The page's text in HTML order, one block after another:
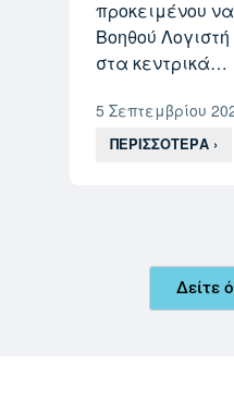
προκειμένου
Βοηθού
στα κεντρικά…
5 Σεπτεμβρίου
ΠΕΡΙΣΣΟΤΕΡΑ ›
Δείτε